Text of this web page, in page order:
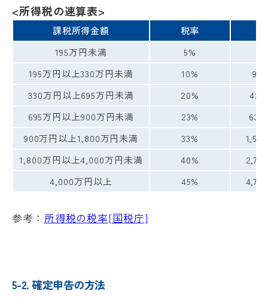
<所得税の速算表>
課税所得金額 税率
195万円未満
5%
195万円以上330万円未満
10%
330万円以上695万円未満
20%
695万円以上900万円未満
23%
900万円以上1,800万円未満
33%
1,800万円以上4,000万円未満
40%
4,000万円以上
45%
参考： 所得税の税率[国税庁]
5-2. 確定申告の方法